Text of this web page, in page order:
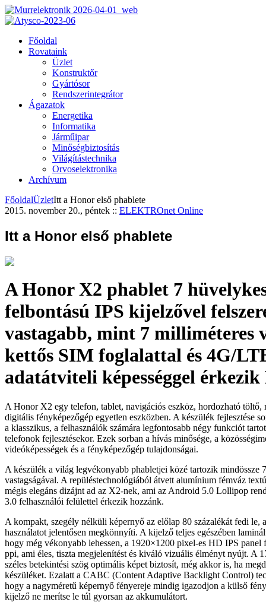
Főoldal
Rovataink
Üzlet
Konstruktőr
Gyártósor
Rendszerintegrátor
Ágazatok
Energetika
Informatika
Járműipar
Minőségbiztosítás
Világítástechnika
Orvoselektronika
Archívum
FőoldalÜzletItt a Honor első phablete
2015. november 20., péntek :: ELEKTROnet Online
Itt a Honor első phablete
A Honor X2 phablet 7
felbontású IPS kijelzővel
vastagabb, mint 7 milliméteres
kettős SIM foglalattal és 4G/
adatátviteli képességgel
A Honor X2 egy telefon, tablet, navigációs eszköz, hordozható töltő,
digitális fényképezőgép egyetlen eszközben. A készülék fejlesztése
a klasszikus, a felhasználók számára legfontosabb négy funkciót
telefonok fejlesztésekor. Ezek sorban a hívás minősége, a
videóképességek és a fényképezőgép tulajdonságai.
A készülék a világ legvékonyabb phabletjei közé tartozik mindössze
vastagságával. A repüléstechnológiából átvett alumínium fémváz
mégis elegáns dizájnt ad az X2-nek, ami az Android 5.0 Lollipop
3.0 felhasználói felülettel érkezik hozzánk.
A kompakt, szegély nélküli képernyő az előlap 80 százalékát fedi le,
használatot jelentősen megkönnyíti. A kijelző teljes egészében
hogy még vékonyabb lehessen, a 1920×1200 pixel-es HD IPS panel
ppi, ami éles, tiszta megjelenítést és kiváló vizuális élményt nyújt. A
széles betekintési szög optimális képet biztosít, még akkor is, ha
készüléket. Ezalatt a CABC (Content Adaptive Backlight Control)
hogy a nagyméretű képernyő fényereje mindig igazodjon a külső
kijelző ne merítse le túl gyorsan az akkumulátort.